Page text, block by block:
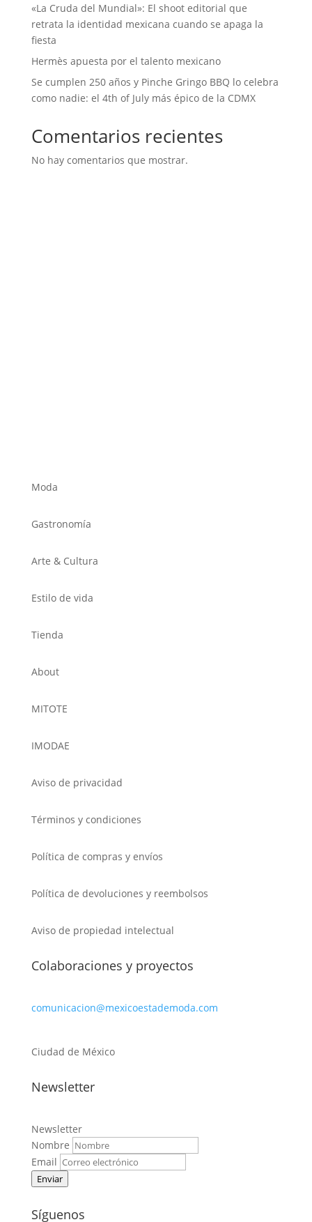
«La Cruda del Mundial»: El shoot editorial que
retrata la identidad mexicana cuando se apaga la
fiesta
Hermès apuesta por el talento mexicano
Se cumplen 250 años y Pinche Gringo BBQ lo celebra
como nadie: el 4th of July más épico de la CDMX
Comentarios recientes
No hay comentarios que mostrar.
Moda
Gastronomía
Arte & Cultura
Estilo de vida
Tienda
About
MITOTE
IMODAE
Aviso de privacidad
Términos y condiciones
Política de compras y envíos
Política de devoluciones y reembolsos
Aviso de propiedad intelectual
Colaboraciones y proyectos
comunicacion@mexicoestademoda.com
Ciudad de México
Newsletter
Newsletter
Nombre
Email
Enviar
Síguenos